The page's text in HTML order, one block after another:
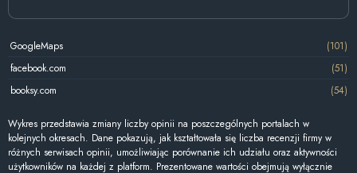
GoogleMaps
(101)
facebook.com
(51)
booksy.com
(54)
Wykres przedstawia zmiany liczby opinii na poszczególnych portalach w
kolejnych okresach. Dane pokazują, jak kształtowała się liczba recenzji firmy w
różnych serwisach opinii, umożliwiając porównanie ich udziału oraz aktywności
użytkowników na każdej z platform. Prezentowane wartości obejmują wyłącznie